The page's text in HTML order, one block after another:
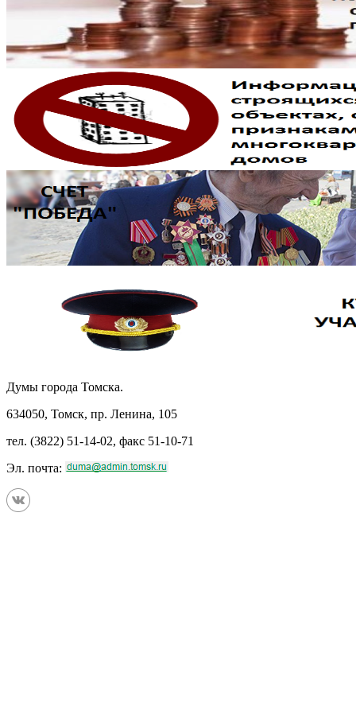
Думы города Томска.
634050, Томск, пр. Ленина, 105
тел. (3822) 51-14-02, факс 51-10-71
Эл. почта: